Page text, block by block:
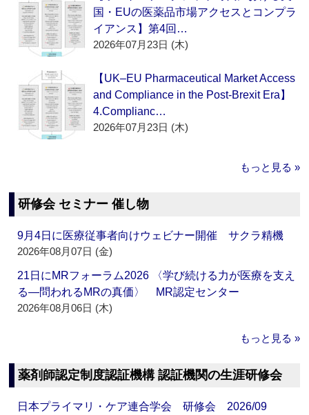
国・EUの医薬品市場アクセスとコンプラ
イアンス】第4回…
2026年07月23日 (木)
【UK–EU Pharmaceutical Market Access
and Compliance in the Post-Brexit Era】
4.Complianc…
2026年07月23日 (木)
もっと見る »
研修会 セミナー 催し物
9月4日に医療従事者向けウェビナー開催 サクラ精機
2026年08月07日 (金)
21日にMRフォーラム2026 〈学び続ける力が医療を支え
る―問われるMRの真価〉 MR認定センター
2026年08月06日 (木)
もっと見る »
薬剤師認定制度認証機構 認証機関の生涯研修会
日本プライマリ・ケア連合学会 研修会 2026/09